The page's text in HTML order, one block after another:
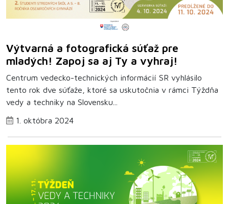
Výtvarná a fotografická súťaž pre
mladých! Zapoj sa aj Ty a vyhraj!
Centrum vedecko-technických informácií SR vyhlásilo
tento rok dve súťaže, ktoré sa uskutočnia v rámci Týždňa
vedy a techniky na Slovensku...
1. októbra 2024